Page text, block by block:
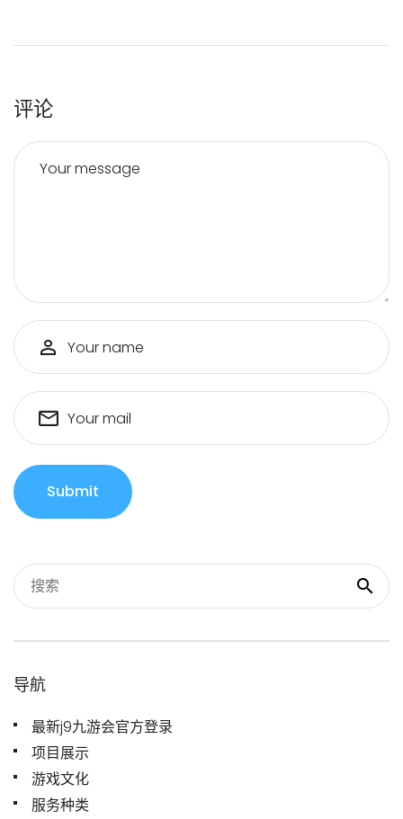
评论
Your message
Your name
Your mail
Submit
导航
最新j9九游会官方登录
项目展示
游戏文化
服务种类